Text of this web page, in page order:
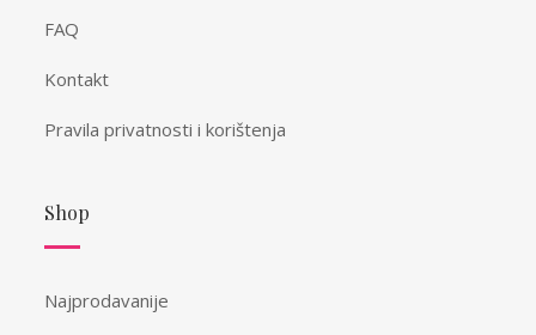
FAQ
Kontakt
Pravila privatnosti i korištenja
Shop
Najprodavanije